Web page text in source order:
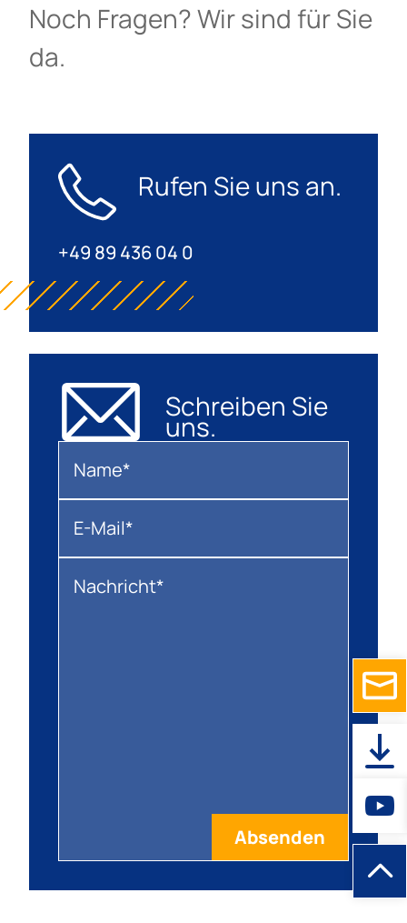
Noch Fragen? Wir sind für Sie
da.
Rufen Sie uns an.
+49 89 436 04 0
Schreiben Sie
uns.